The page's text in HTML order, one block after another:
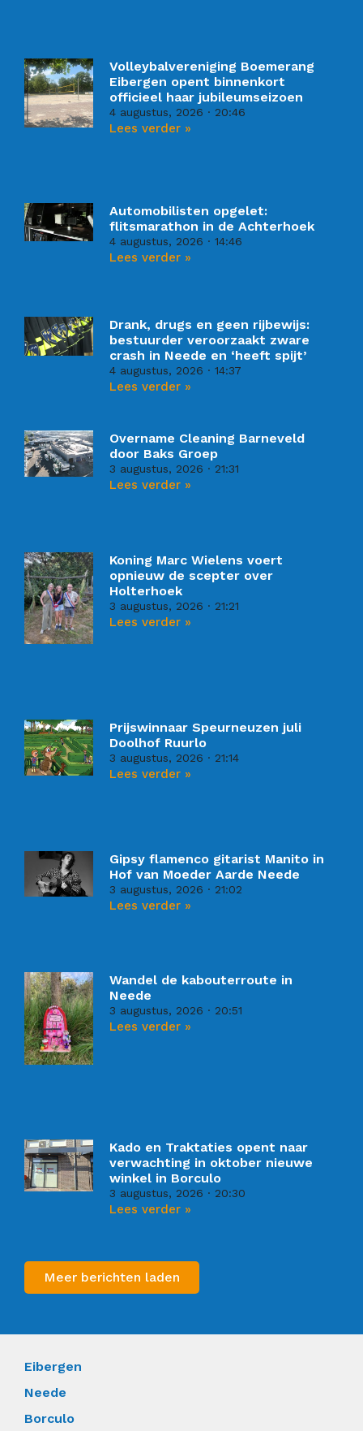
Volleybalvereniging Boemerang
Eibergen opent binnenkort
officieel haar jubileumseizoen
4 augustus, 2026 20:46
Lees verder »
Automobilisten opgelet:
flitsmarathon in de Achterhoek
4 augustus, 2026 14:46
Lees verder »
Drank, drugs en geen rijbewijs:
bestuurder veroorzaakt zware
crash in Neede en ‘heeft spijt’
4 augustus, 2026 14:37
Lees verder »
Overname Cleaning Barneveld
door Baks Groep
3 augustus, 2026 21:31
Lees verder »
Koning Marc Wielens voert
opnieuw de scepter over
Holterhoek
3 augustus, 2026 21:21
Lees verder »
Prijswinnaar Speurneuzen juli
Doolhof Ruurlo
3 augustus, 2026 21:14
Lees verder »
Gipsy flamenco gitarist Manito in
Hof van Moeder Aarde Neede
3 augustus, 2026 21:02
Lees verder »
Wandel de kabouterroute in
Neede
3 augustus, 2026 20:51
Lees verder »
Kado en Traktaties opent naar
verwachting in oktober nieuwe
winkel in Borculo
3 augustus, 2026 20:30
Lees verder »
Meer berichten laden
Eibergen
Neede
Borculo